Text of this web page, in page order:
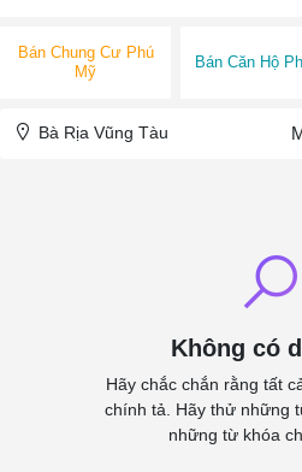
Bán Chung Cư Phú
Mỹ
Bán Căn Hộ
Bà Rịa Vũng Tàu
Không có
Hãy chắc chắn rằng tất
chính tả. Hãy thử những
những từ khóa